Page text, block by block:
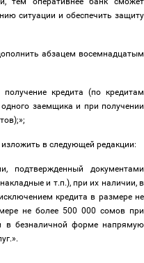
ситуации и обеспечить защиту
абзацем восемнадцатым
получение кредита (по кредитам
заемщика и при получении
в следующей редакции:
подтвержденный документами
и т.п.), при их наличии, в
кредита в размере не
не более 500 000 сомов при
в безналичной форме напрямую